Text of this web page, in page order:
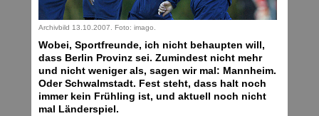
Archivbild 13.10.2007. Foto: imago.
Wobei, Sportfreunde, ich nicht behaupten will,
dass Berlin Provinz sei. Zumindest nicht mehr
und nicht weniger als, sagen wir mal: Mannheim.
Oder Schwalmstadt. Fest steht, dass halt noch
immer kein Frühling ist, und aktuell noch nicht
mal Länderspiel.